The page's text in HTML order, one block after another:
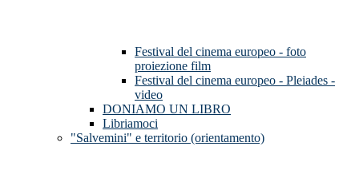
Festival del cinema europeo - foto
proiezione film
Festival del cinema europeo - Pleiades -
video
DONIAMO UN LIBRO
Libriamoci
"Salvemini" e territorio (orientamento)